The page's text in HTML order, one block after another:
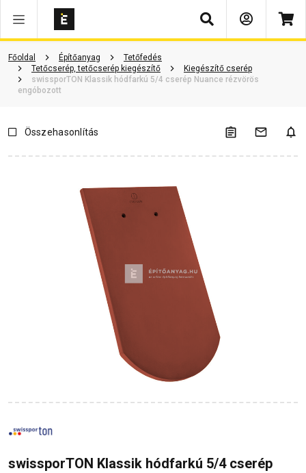
Keresés
Főoldal Építőanyag
Tetőfedés
Tetőcserép, tetőcserép kiegészítő
Kiegészítő cserép
swissporTON Klassik hódfarkú 5/4 cserép Nuance rézvörös
engóbozott
Termékinformáció Kérdések és válaszok
Összehasonlítás
swissporTON Klassik hódfarkú 5/4 cserép